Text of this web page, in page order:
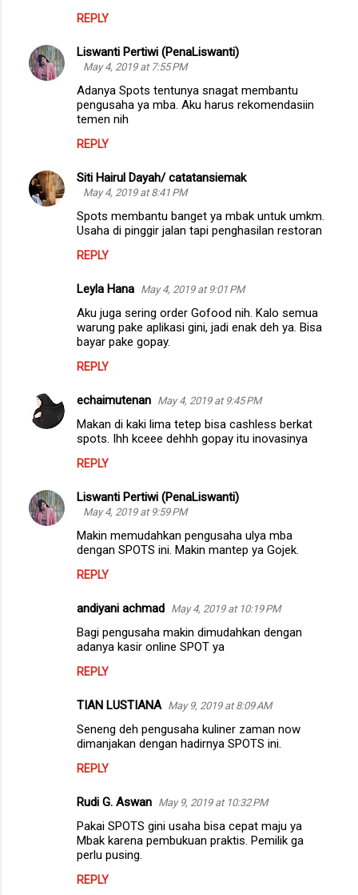
REPLY
Liswanti Pertiwi (PenaLiswanti)
May 4, 2019 at 7:55 PM
Adanya Spots tentunya snagat membantu
pengusaha ya mba. Aku harus rekomendasiin
temen nih
REPLY
Siti Hairul Dayah/ catatansiemak
May 4, 2019 at 8:41 PM
Spots membantu banget ya mbak untuk umkm.
Usaha di pinggir jalan tapi penghasilan restoran
REPLY
Leyla Hana May 4, 2019 at 9:01 PM
Aku juga sering order Gofood nih. Kalo semua
warung pake aplikasi gini, jadi enak deh ya. Bisa
bayar pake gopay.
REPLY
echaimutenan May 4, 2019 at 9:45 PM
Makan di kaki lima tetep bisa cashless berkat
spots. Ihh kceee dehhh gopay itu inovasinya
REPLY
Liswanti Pertiwi (PenaLiswanti)
May 4, 2019 at 9:59 PM
Makin memudahkan pengusaha ulya mba
dengan SPOTS ini. Makin mantep ya Gojek.
REPLY
andiyani achmad May 4, 2019 at 10:19 PM
Bagi pengusaha makin dimudahkan dengan
adanya kasir online SPOT ya
REPLY
TIAN LUSTIANA May 9, 2019 at 8:09 AM
Seneng deh pengusaha kuliner zaman now
dimanjakan dengan hadirnya SPOTS ini.
REPLY
Rudi G. Aswan May 9, 2019 at 10:32 PM
Pakai SPOTS gini usaha bisa cepat maju ya
Mbak karena pembukuan praktis. Pemilik ga
perlu pusing.
REPLY